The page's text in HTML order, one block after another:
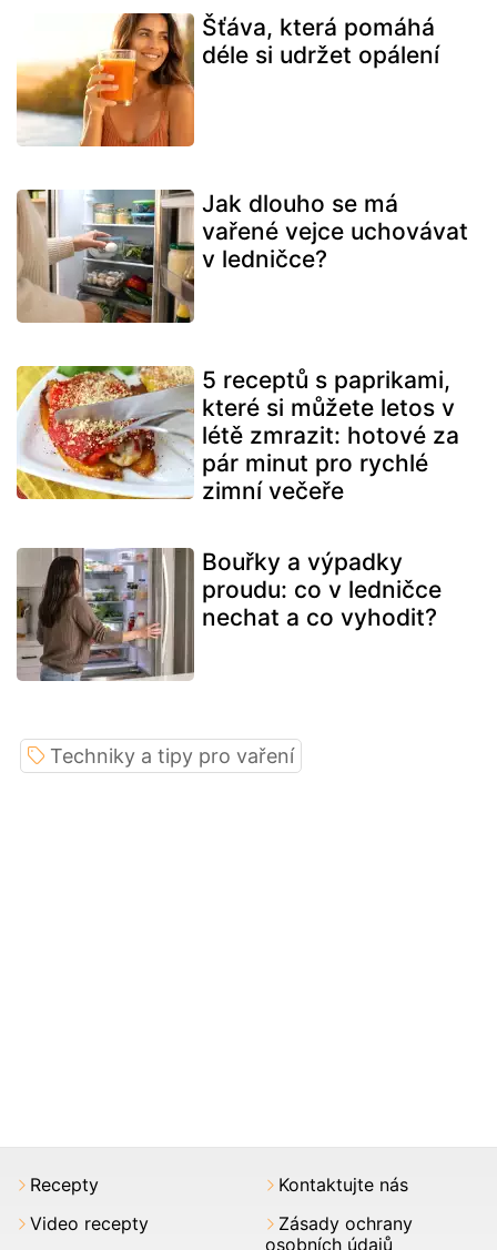
Šťáva, která pomáhá
déle si udržet opálení
Jak dlouho se má
vařené vejce uchovávat
v ledničce?
5 receptů s paprikami,
které si můžete letos v
létě zmrazit: hotové za
pár minut pro rychlé
zimní večeře
Bouřky a výpadky
proudu: co v ledničce
nechat a co vyhodit?
Techniky a tipy pro vaření
Recepty
Video recepty
Kontaktujte nás
Zásady ochrany
osobních údajů